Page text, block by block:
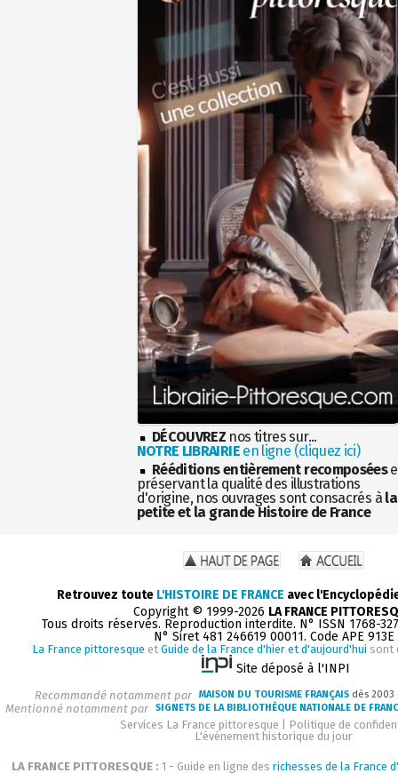
DÉCOUVREZ nos titres sur...
NOTRE LIBRAIRIEen ligne (cliquez ici)
Rééditions entièrement recomposées
préservant la qualité des illustrations
d'origine, nos ouvrages sont consacrés à la
petite et la grande Histoire de France
Retrouvez toute L'HISTOIRE DE FRANCE avec
Copyright © 1999-2026 LA FRANCE
Tous droits réservés. Reproduction interdite. N° ISSN 1768-
N° Siret 481 246619 00011. Code APE 913E
La France pittoresque et Guide de la France d'hier et d'aujourd'hui sont
Site déposé à l'INPI
Recommandé notamment par MAISON DU TOURISME FRANÇAIS dès
Mentionné notamment par SIGNETS DE LA BIBLIOTHÈQUE NATIONALE DE
Services La France pittoresque
Politique de
L'événement historique du jour
LA FRANCE PITTORESQUE : 1 - Guide en ligne des richesses de la France